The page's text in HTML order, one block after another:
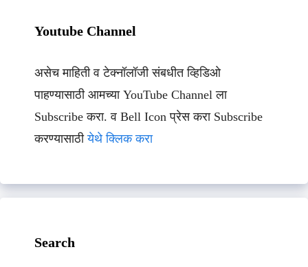
Youtube Channel
असेच माहिती व टेक्नॉलॉजी संबधीत व्हिडिओ
पाहण्यासाठी आमच्या YouTube Channel ला
Subscribe करा. व Bell Icon प्रेस करा Subscribe
करण्यासाठीयेथे क्लिक करा
Search